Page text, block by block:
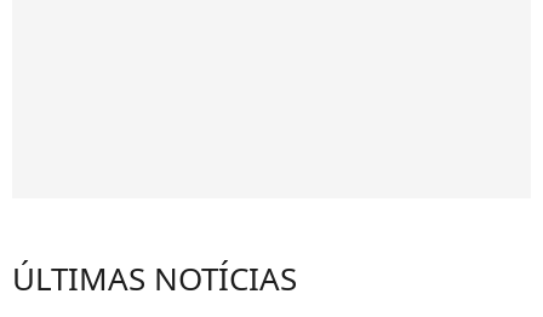
ÚLTIMAS NOTÍCIAS